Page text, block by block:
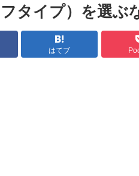
タイプ）を選ぶ
はてブ